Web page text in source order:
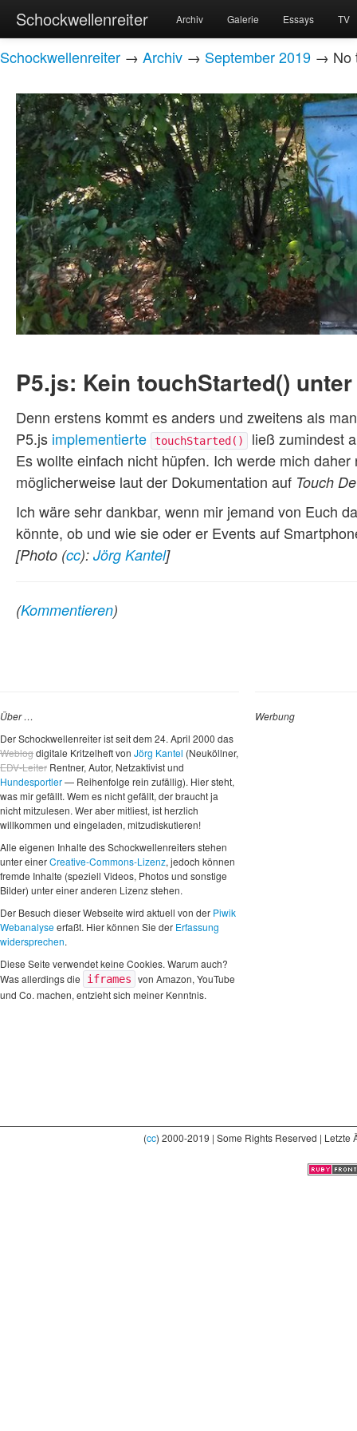
Schockwellenreiter Archiv Galerie Essays TV
Schockwellenreiter → Archiv → September 2019 → No
P5.js: Kein touchStarted()
Denn erstens kommt es anders und zweitens als
P5.js implementierte touchStarted()
ließ zumindest
Es wollte einfach nicht hüpfen. Ich werde mich
möglicherweise laut der Dokumentation auf Touch
Ich wäre sehr dankbar, wenn mir jemand von Euch
könnte, ob und wie sie oder er Events auf
[Photo (cc): Jörg Kantel]
(Kommentieren)
Über …
Der Schockwellenreiter ist seit dem 24. April 2000 das
Weblogdigitale Kritzelheft von Jörg Kantel (Neuköllner,
EDV-Leiter Rentner, Autor, Netzaktivist und
Hundesportler— Reihenfolge rein zufällig). Hier steht,
was mir gefällt. Wem es nicht gefällt, der braucht ja
nicht mitzulesen. Wer aber mitliest, ist herzlich
willkommen und eingeladen, mitzudiskutieren!
Alle eigenen Inhalte des Schockwellenreiters stehen
unter einerCreative-Commons-Lizenz, jedoch können
fremde Inhalte (speziell Videos, Photos und sonstige
Bilder) unter einer anderen Lizenz stehen.
Der Besuch dieser Webseite wird aktuell von der Piwik
Webanalyseerfaßt. Hier können Sie der Erfassung
widersprechen.
Diese Seite verwendet keine Cookies. Warum auch?
Was allerdings die
iframes von Amazon, YouTube
und Co. machen, entzieht sich meiner Kenntnis.
Werbung
(cc) 2000-2019 | Some Rights Reserved |